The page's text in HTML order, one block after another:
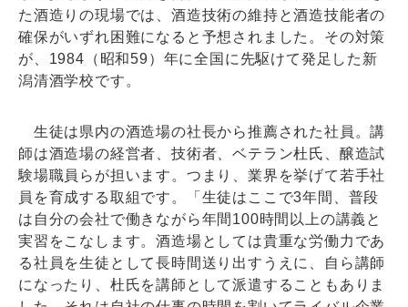
た酒造りの現場では、酒造技術の維持と酒造技能者の
確保がいずれ困難になると予想されました。その対策
が、1984（昭和59）年に全国に先駆けて発足した新
潟清酒学校です。
生徒は県内の酒造場の社長から推薦された社員。講
師は酒造場の経営者、技術者、ベテラン杜氏、醸造試
験場職員らが担います。つまり、業界を挙げて若手社
員を育成する取組です。「生徒はここで3年間、普段
は自分の会社で働きながら年間100時間以上の講義と
実習をこなします。酒造場としては貴重な労働力であ
る社員を生徒として長時間送り出すうえに、自ら講師
になったり、杜氏を講師として派遣することもありま